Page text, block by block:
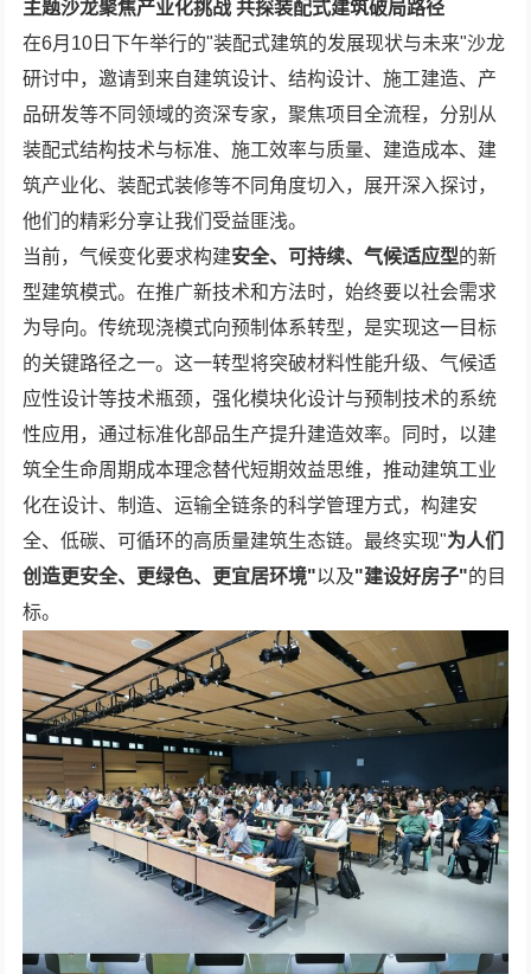
主题沙龙聚焦产业化挑战 共探装配式建筑破局路径
在6月10日下午举行的"装配式建筑的发展现状与未来"沙龙
研讨中，邀请到来自建筑设计、结构设计、施工建造、产
品研发等不同领域的资深专家，聚焦项目全流程，分别从
装配式结构技术与标准、施工效率与质量、建造成本、建
筑产业化、装配式装修等不同角度切入，展开深入探讨，
他们的精彩分享让我们受益匪浅。
当前，气候变化要求构建安全、可持续、气候适应型的新
型建筑模式。在推广新技术和方法时，始终要以社会需求
为导向。传统现浇模式向预制体系转型，是实现这一目标
的关键路径之一。这一转型将突破材料性能升级、气候适
应性设计等技术瓶颈，强化模块化设计与预制技术的系统
性应用，通过标准化部品生产提升建造效率。同时，以建
筑全生命周期成本理念替代短期效益思维，推动建筑工业
化在设计、制造、运输全链条的科学管理方式，构建安
全、低碳、可循环的高质量建筑生态链。最终实现"为人们
创造更安全、更绿色、更宜居环境"以及"建设好房子"的目
标。